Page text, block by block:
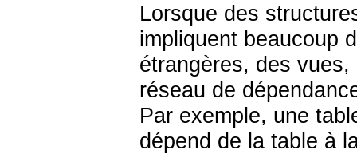
Lorsque des
impliquent beaucoup
étrangères, des
réseau de
Par exemple, une
dépend de la table à